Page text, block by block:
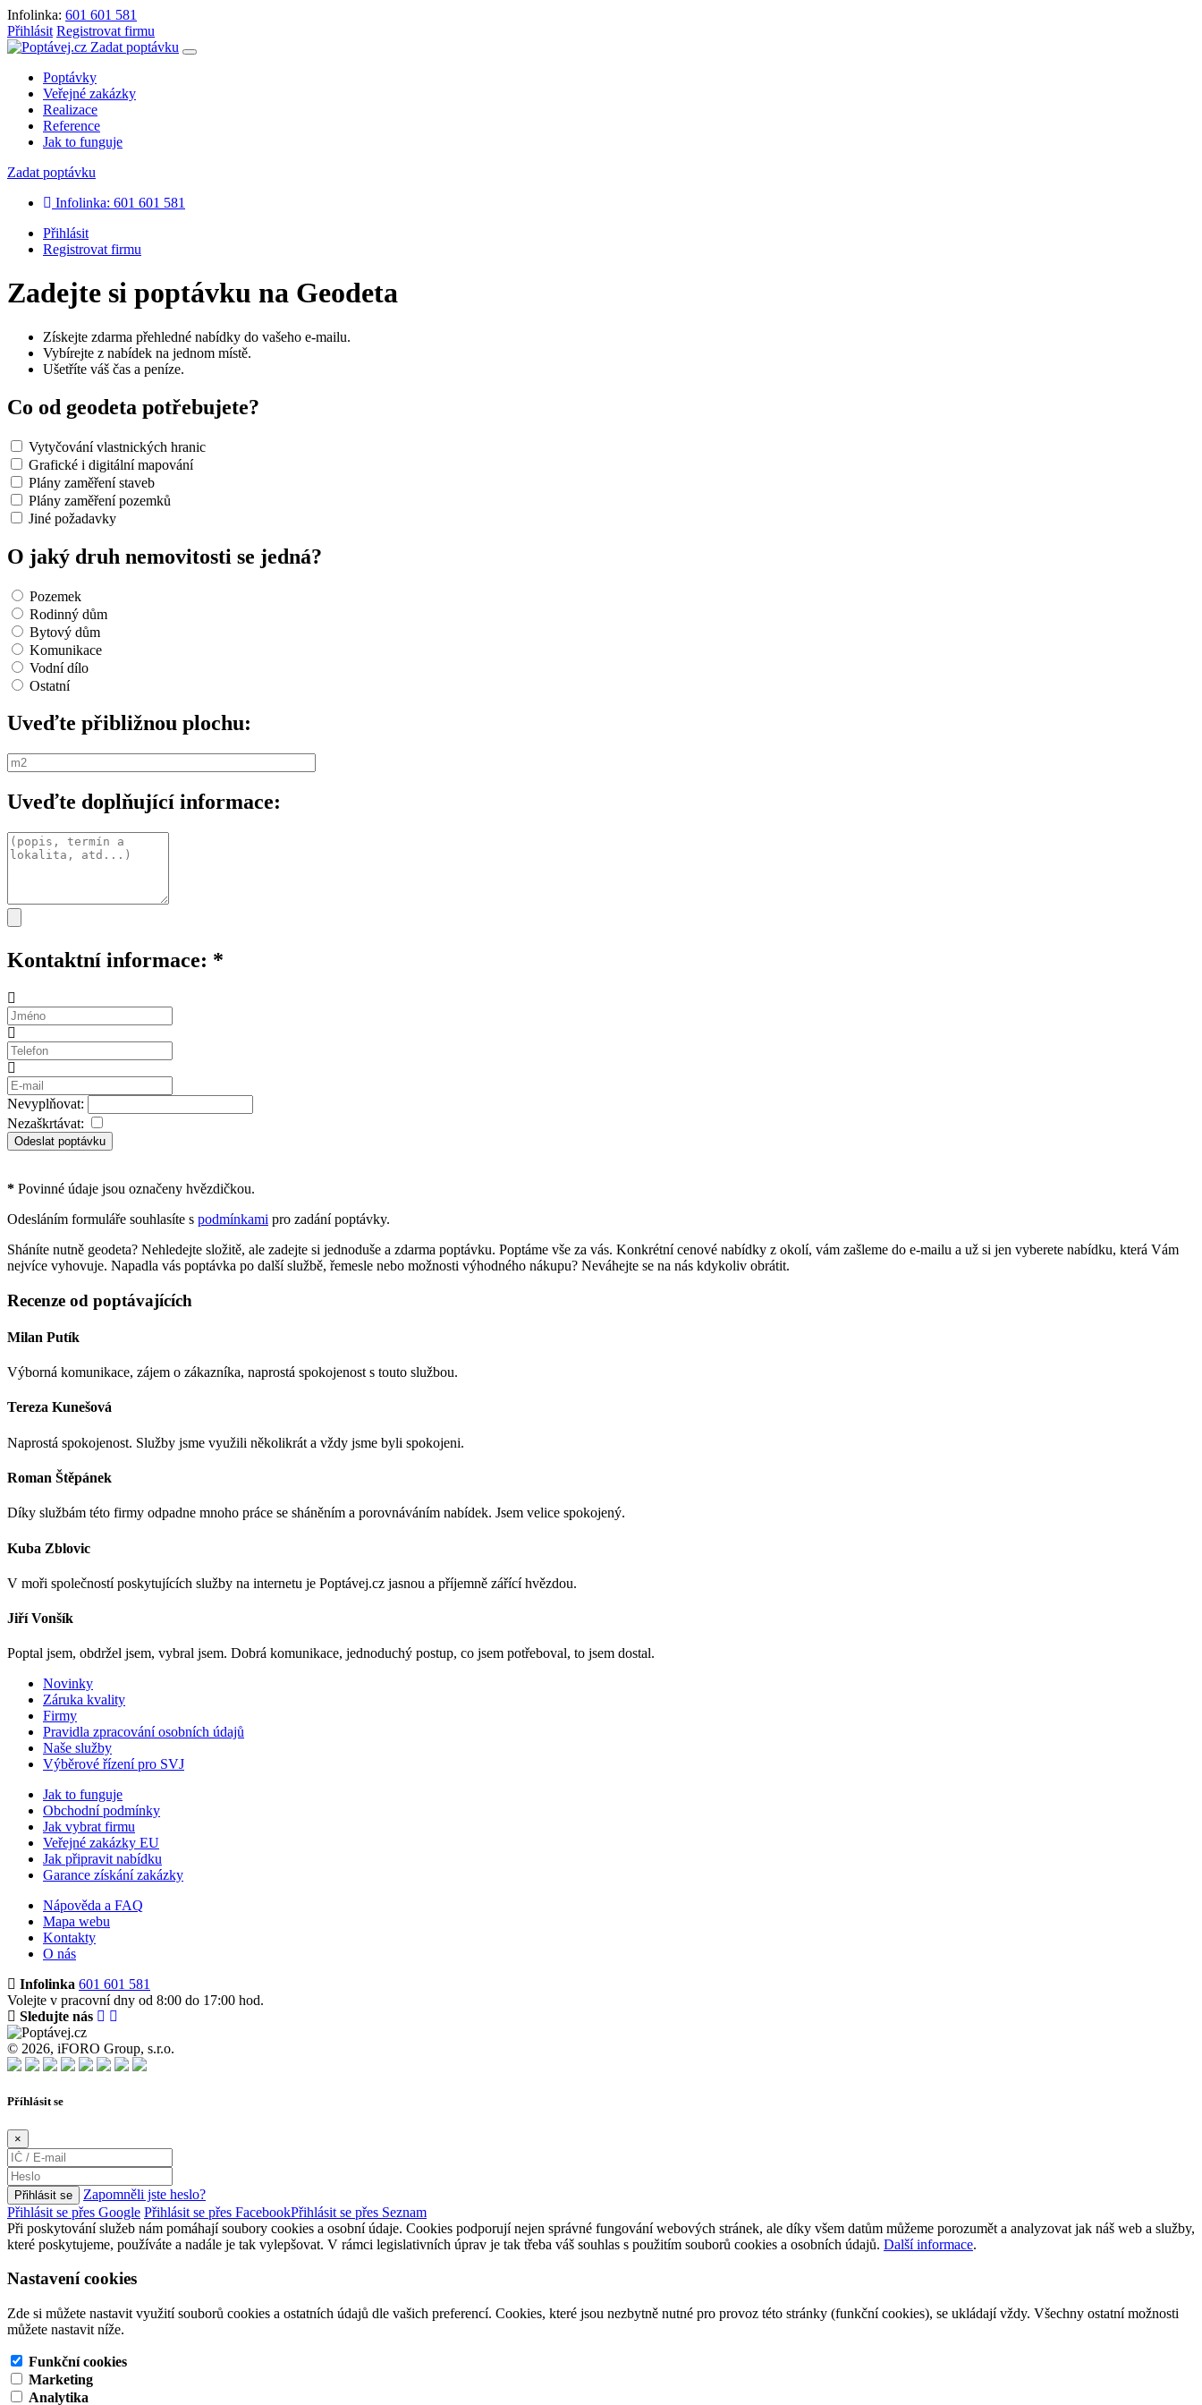
Infolinka: 601 601 581
Přihlásit Registrovat firmu
Zadat poptávku
Poptávky
Veřejné zakázky
Realizace
Reference
Jak to funguje
Zadat poptávku
Infolinka: 601 601 581
Přihlásit
Registrovat firmu
Zadejte si poptávku na Geodeta
Získejte zdarma přehledné nabídky do vašeho e-mailu.
Vybírejte z nabídek na jednom místě.
Ušetříte váš čas a peníze.
Co od geodeta potřebujete?
Vytyčování vlastnických hranic
Grafické i digitální mapování
Plány zaměření staveb
Plány zaměření pozemků
Jiné požadavky
O jaký druh nemovitosti se jedná?
Pozemek
Rodinný dům
Bytový dům
Komunikace
Vodní dílo
Ostatní
Uveďte přibližnou plochu:
Uveďte doplňující informace:
Kontaktní informace: *
Nevyplňovat:
Nezaškrtávat:
Odeslat poptávku
* Povinné údaje jsou označeny hvězdičkou.
Odesláním formuláře souhlasíte s podmínkami pro zadání poptávky.
Sháníte nutně geodeta? Nehledejte složitě, ale zadejte si jednoduše a zdarma poptávku. Poptáme vše za vás. Konkrétní cenové nabídky z okolí, vám zašleme do e-mailu a už si jen vyberete nabídku, která Vám
nejvíce vyhovuje. Napadla vás poptávka po další službě, řemesle nebo možnosti výhodného nákupu? Neváhejte se na nás kdykoliv obrátit.
Recenze od poptávajících
Milan Putík
Výborná komunikace, zájem o zákazníka, naprostá spokojenost s touto službou.
Tereza Kunešová
Naprostá spokojenost. Služby jsme využili několikrát a vždy jsme byli spokojeni.
Roman Štěpánek
Díky službám této firmy odpadne mnoho práce se sháněním a porovnáváním nabídek. Jsem velice spokojený.
Kuba Zblovic
V moři společností poskytujících služby na internetu je Poptávej.cz jasnou a příjemně zářící hvězdou.
Jiří Vonšík
Poptal jsem, obdržel jsem, vybral jsem. Dobrá komunikace, jednoduchý postup, co jsem potřeboval, to jsem dostal.
Novinky
Záruka kvality
Firmy
Pravidla zpracování osobních údajů
Naše služby
Výběrové řízení pro SVJ
Jak to funguje
Obchodní podmínky
Jak vybrat firmu
Veřejné zakázky EU
Jak připravit nabídku
Garance získání zakázky
Nápověda a FAQ
Mapa webu
Kontakty
O nás
Infolinka 601 601 581
Volejte v pracovní dny od 8:00 do 17:00 hod.
Sledujte nás
© 2026, iFORO Group, s.r.o.
Příhlásit se
×
Přihlásit se
Zapomněli jste heslo?
Přihlásit se přes Google Přihlásit se přes FacebookPřihlásit se přes Seznam
Při poskytování služeb nám pomáhají soubory cookies a osobní údaje. Cookies podporují nejen správné fungování webových stránek, ale díky všem datům můžeme porozumět a analyzovat jak náš web a služby,
které poskytujeme, používáte a nadále je tak vylepšovat. V rámci legislativních úprav je tak třeba váš souhlas s použitím souborů cookies a osobních údajů. Další informace.
Nastavení cookies
Zde si můžete nastavit využití souborů cookies a ostatních údajů dle vašich preferencí. Cookies, které jsou nezbytně nutné pro provoz této stránky (funkční cookies), se ukládají vždy. Všechny ostatní možnosti
můžete nastavit níže.
Funkční cookies
Marketing
Analytika